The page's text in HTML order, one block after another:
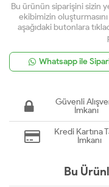
Bu ürünün siparişini sizin
ekibimizin
aşağıdaki butonlara
Whatsapp ile
Güvenli
İmkanı
Kredi Kartına
İmkanı
Bu